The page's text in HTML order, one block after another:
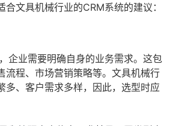
文具机械行业的CRM系统的建议：
企业需要明确自身的业务需求。这包
流程、市场营销策略等。文具机械行
多、客户需求多样，因此，选型时应